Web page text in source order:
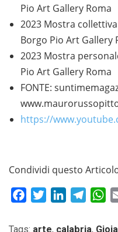
Pio Art Gallery Roma
2023 Mostra collettiva
Borgo Pio Art Gallery
2023 Mostra
Pio Art Gallery Roma
FONTE:
https://
Condividi questo
FacebookTwitterLinkedIn
Tags: arte, calabria,